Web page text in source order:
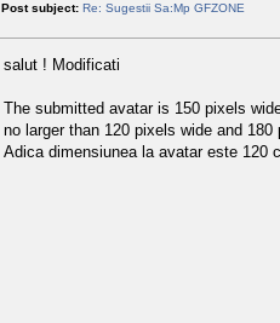
Post subject: Re: Sugestii Sa:Mp GFZONE
salut ! Modificati
The submitted avatar is 150 pixels
no larger than 120 pixels wide and 180
Adica dimensiunea la avatar este 120